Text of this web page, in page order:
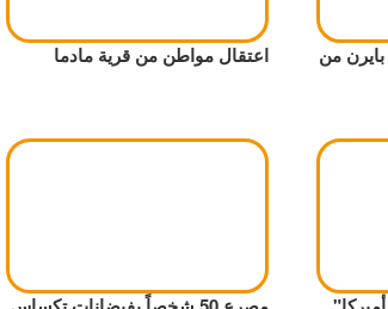
من
اعتقال مواطن من قرية مادما